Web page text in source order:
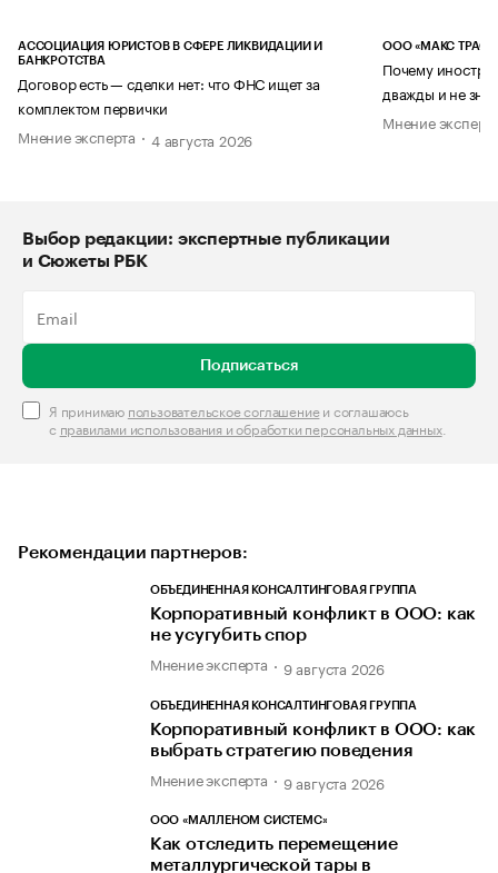
АССОЦИАЦИЯ ЮРИСТОВ В СФЕРЕ ЛИКВИДАЦИИ И
БАНКРОТСТВА
Договор есть — сделки нет: что ФНС ищет за
комплектом первички
Мнение эксперта
4 августа 2026
ООО «МАКС ТРАСТ»
Почему
дважды и не
Мнение
Выбор редакции: экспертные публикации
и Сюжеты РБК
Подписаться
Я принимаю пользовательское соглашениеи соглашаюсь
с правилами использования и обработки персональных данных.
Рекомендации партнеров:
ОБЪЕДИНЕННАЯ КОНСАЛТИНГОВАЯ ГРУППА
Корпоративный конфликт в ООО: как
не усугубить спор
Мнение эксперта 9 августа 2026
ОБЪЕДИНЕННАЯ КОНСАЛТИНГОВАЯ ГРУППА
Корпоративный конфликт в ООО: как
выбрать стратегию поведения
Мнение эксперта 9 августа 2026
ООО «МАЛЛЕНОМ СИСТЕМС»
Как отследить перемещение
металлургической тары в